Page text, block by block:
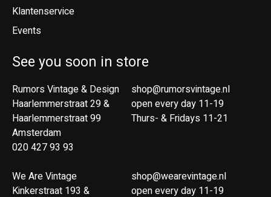
Klantenservice
Events
See you soon in store
Rumors Vintage & Design
Haarlemmerstraat 29 &
Haarlemmerstraat 99
Amsterdam
020 427 93 93
We Are Vintage
Kinkerstraat 193 &
shop@rumorsvintage.nl
open every day 11-19
Thurs- & Fridays 11-21
shop@wearevintage.nl
open every day 11-19